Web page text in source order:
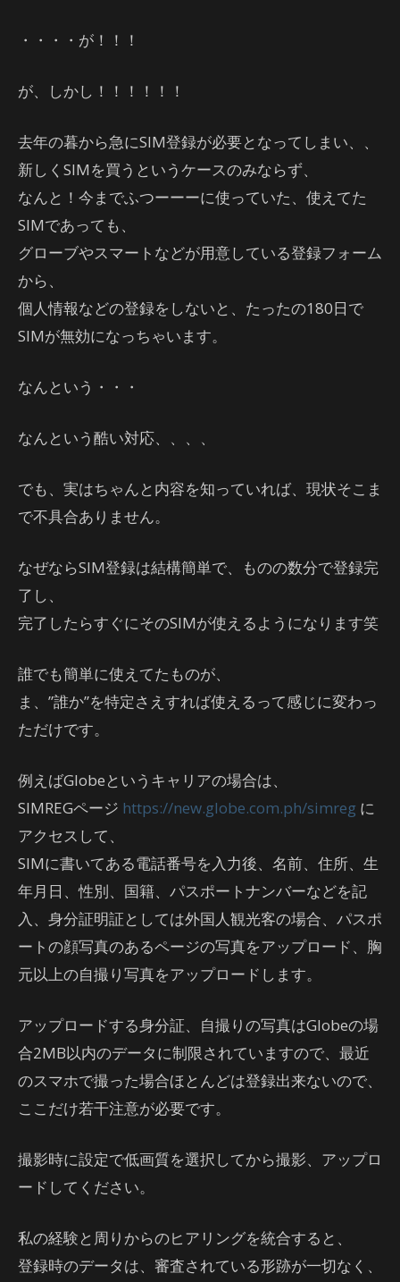
・・・・が！！！
が、しかし！！！！！！
去年の暮から急にSIM登録が必要となってしまい、、
新しくSIMを買うというケースのみならず、
なんと！今までふつーーーに使っていた、使えてた
SIMであっても、
グローブやスマートなどが用意している登録フォーム
から、
個人情報などの登録をしないと、たったの180日で
SIMが無効になっちゃいます。
なんという・・・
なんという酷い対応、、、、
でも、実はちゃんと内容を知っていれば、現状そこま
で不具合ありません。
なぜならSIM登録は結構簡単で、ものの数分で登録完
了し、
完了したらすぐにそのSIMが使えるようになります笑
誰でも簡単に使えてたものが、
ま、”誰か”を特定さえすれば使えるって感じに変わっ
ただけです。
例えばGlobeというキャリアの場合は、
SIMREGページ https://new.globe.com.ph/simreg に
アクセスして、
SIMに書いてある電話番号を入力後、名前、住所、生
年月日、性別、国籍、パスポートナンバーなどを記
入、身分証明証としては外国人観光客の場合、パスポ
ートの顔写真のあるページの写真をアップロード、胸
元以上の自撮り写真をアップロードします。
アップロードする身分証、自撮りの写真はGlobeの場
合2MB以内のデータに制限されていますので、最近
のスマホで撮った場合ほとんどは登録出来ないので、
ここだけ若干注意が必要です。
撮影時に設定で低画質を選択してから撮影、アップロ
ードしてください。
私の経験と周りからのヒアリングを統合すると、
登録時のデータは、審査されている形跡が一切なく、